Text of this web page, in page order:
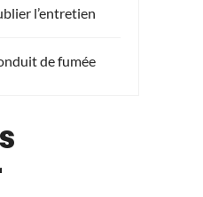
l’entretien
de fumée